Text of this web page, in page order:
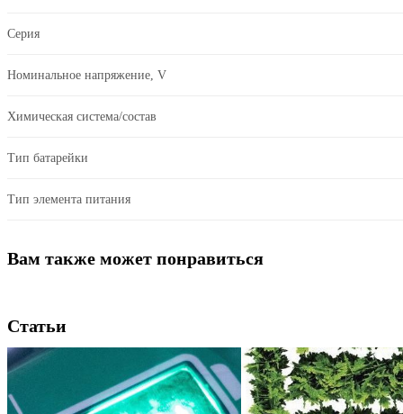
Серия
Номинальное напряжение, V
Химическая система/состав
Тип батарейки
Тип элемента питания
Вам также может понравиться
Статьи